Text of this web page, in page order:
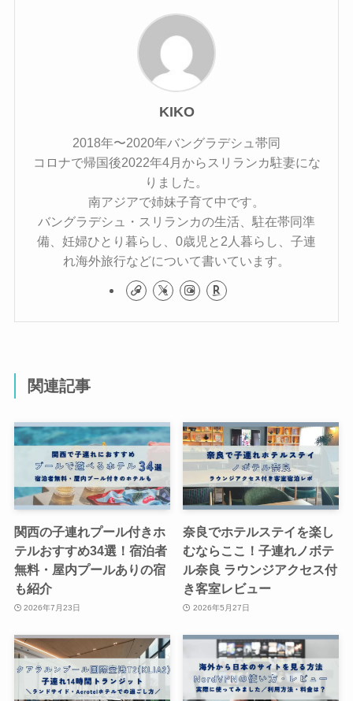
KIKO
2018年〜2020年バングラデシュ帯同
コロナで帰国後2022年4月からスリランカ駐妻にな
りました。
南アジアで姉妹子育て中です。
バングラデシュ・スリランカの生活、駐在帯同準
備、妊婦ひとり暮らし、0歳児と2人暮らし、子連
れ海外旅行などについて書いています。
関連記事
関西の子連れプール付きホ
テルおすすめ34選！宿泊者
無料・屋内プールありの宿
も紹介
2026年7月23日
奈良でホテルステイを楽し
むならここ！子連れノボテ
ル奈良 ラウンジアクセス付
き客室レビュー
2026年5月27日